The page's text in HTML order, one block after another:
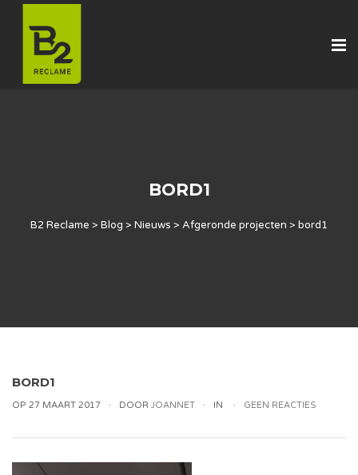
BORD1
B2 Reclame > Blog > Nieuws > Afgeronde projecten > bord1
BORD1
OP 27 MAART 2017 DOOR JOANNET IN GEEN REACTIES